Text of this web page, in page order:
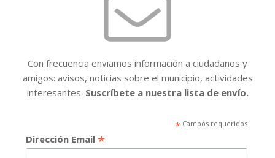
Con frecuencia enviamos información a ciudadanos y
amigos: avisos, noticias sobre el municipio, actividades
interesantes. Suscríbete a nuestra lista de envío.
*Campos requeridos
Dirección Email *